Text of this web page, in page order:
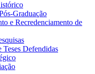
Graduação
e Recredenciamento de
Teses Defendidas